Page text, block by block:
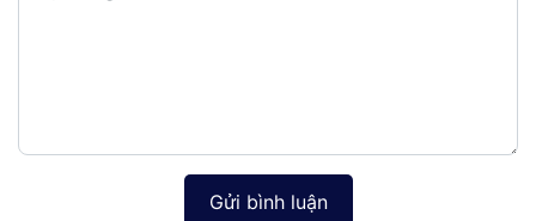
Gửi bình luận